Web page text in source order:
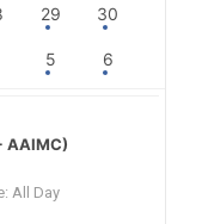
29 30
5 6
AAIMC)
All Day